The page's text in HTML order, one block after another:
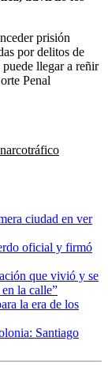
prisión
por delitos de
llegar a reñir
Penal
narcotráfico
ciudad en ver
oficial y firmó
que vivió y se
la calle”
la era de los
Santiago